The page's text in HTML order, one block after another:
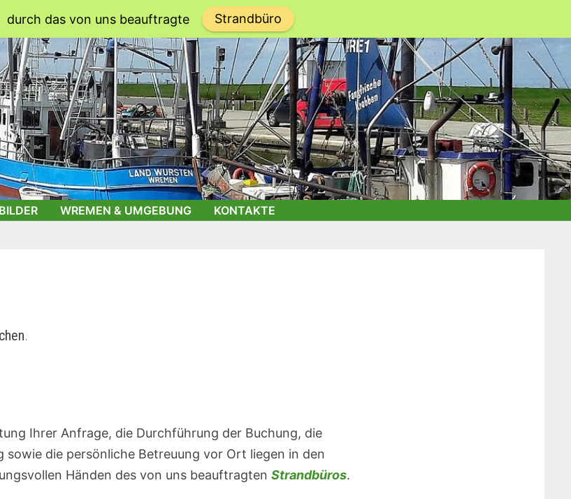
BILDER WREMEN & UMGEBUNG KONTAKTE
.
Ihrer Anfrage, die Durchführung der Buchung, die
sowie die persönliche Betreuung vor Ort liegen in den
Händen des von uns beauftragten Strandbüros.
das von uns beauftragte Strandbüro